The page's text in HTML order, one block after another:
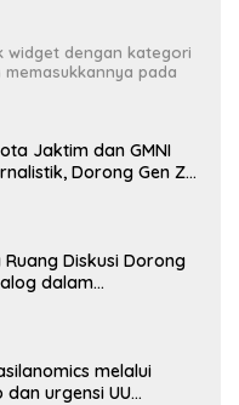
widget dengan kategori
pada
Jaktim dan GMNI
Dorong Gen Z
Diskusi Dorong
dalam
melalui
urgensi UU